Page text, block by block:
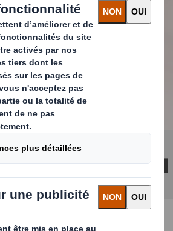
and next buttons to move
l’image